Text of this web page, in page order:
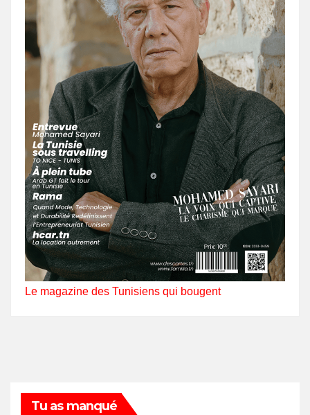
Le magazine des Tunisiens qui bougent
Tu as manqué